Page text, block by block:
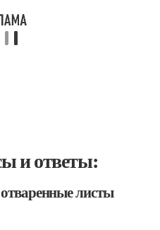
и ответы:
листы